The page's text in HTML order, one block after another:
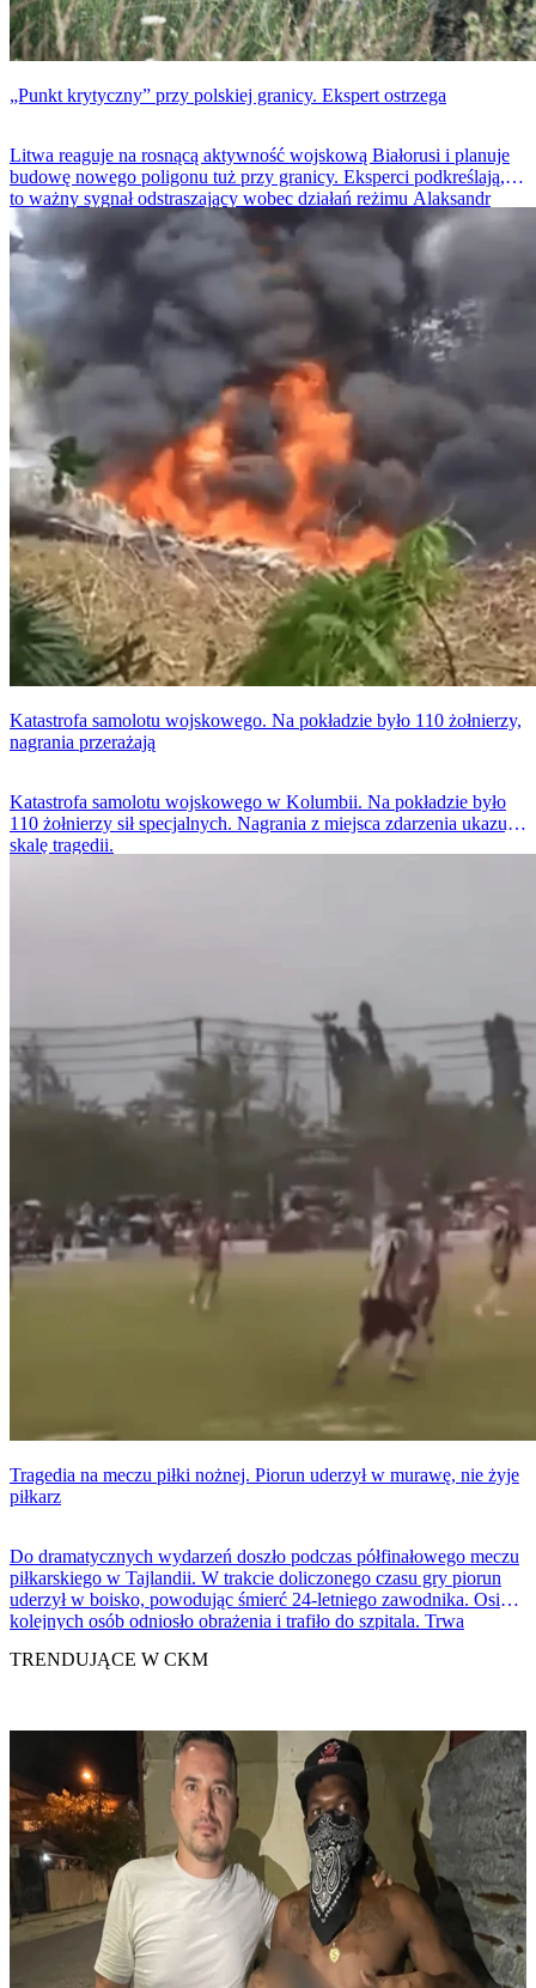
„Punkt krytyczny” przy polskiej granicy. Ekspert ostrzega
Litwa reaguje na rosnącą aktywność wojskową Białorusi i planuje
budowę nowego poligonu tuż przy granicy. Eksperci podkreślają, że
to ważny sygnał odstraszający wobec działań reżimu Alaksandr
Łukaszenka oraz realne wzmocnienie bezpieczeństwa Polski i
wschodniej flanki NATO.
Katastrofa samolotu wojskowego. Na pokładzie było 110 żołnierzy,
nagrania przerażają
Katastrofa samolotu wojskowego w Kolumbii. Na pokładzie było
110 żołnierzy sił specjalnych. Nagrania z miejsca zdarzenia ukazują
skalę tragedii.
Tragedia na meczu piłki nożnej. Piorun uderzył w murawę, nie żyje
piłkarz
Do dramatycznych wydarzeń doszło podczas półfinałowego meczu
piłkarskiego w Tajlandii. W trakcie doliczonego czasu gry piorun
uderzył w boisko, powodując śmierć 24-letniego zawodnika. Osiem
kolejnych osób odniosło obrażenia i trafiło do szpitala. Trwa
TRENDUJĄCE W CKM